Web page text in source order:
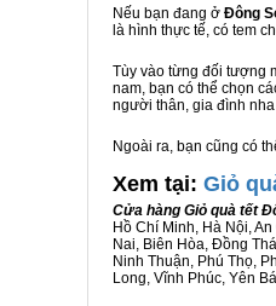
Nếu bạn đang ở Đông
là hình thực tế, có tem
Tùy vào từng đối tượng
nam, bạn có thể chọn
người thân, gia đình
Ngoài ra, bạn cũng có
Xem tại: Giỏ
Cửa hàng Giỏ quà tết
Hồ Chí Minh, Hà Nội,
Nai, Biên Hòa, Đồng
Ninh Thuận, Phú Thọ,
Long, Vĩnh Phúc, Yên